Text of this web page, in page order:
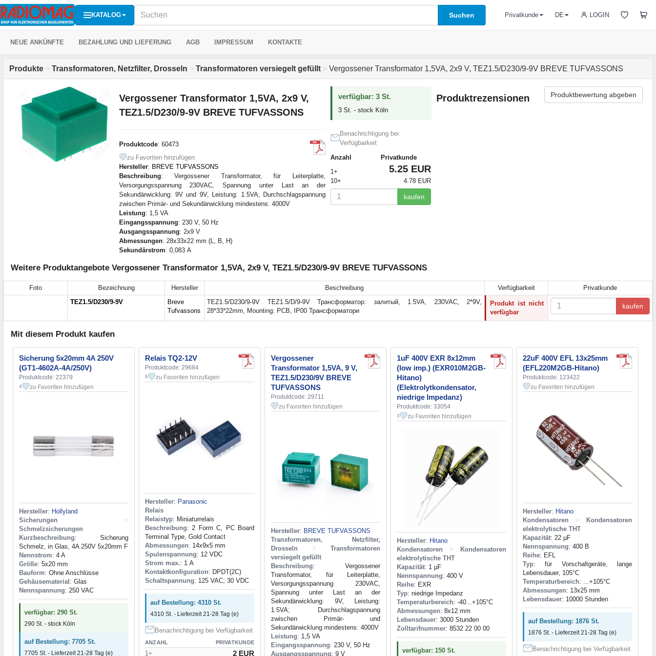
KATALOG Suchen LOGIN
Privatkunde DE
NEUE ANKÜNFTE BEZAHLUNG UND LIEFERUNG AGB IMPRESSUM KONTAKTE
Produkte > Transformatoren, Netzfilter, Drosseln > Transformatoren versiegelt gefüllt > Vergossener Transformator 1,5VA, 2x9 V, TEZ1.5/D230/9-9V BREVE TUFVASSONS
Vergossener Transformator 1,5VA, 2x9 V,
TEZ1.5/D230/9-9V BREVE TUFVASSONS
Produktcode: 60473
zu Favoriten hinzufügen
Hersteller: BREVE TUFVASSONS
Beschreibung: Vergossener Transformator, für Leiterplatte,
Versorgungsspannung 230VAC, Spannung unter Last an der
Sekundärwicklung: 9V und 9V, Leistung: 1.5VA; Durchschlagspannung
zwischen Primär- und Sekundärwicklung mindestens: 4000V
Leistung: 1,5 VA
Eingangsspannung: 230 V, 50 Hz
Ausgangsspannung: 2x9 V
Abmessungen: 28x33x22 mm (L, B, H)
Sekundärstrom: 0,083 А
verfügbar: 3 St.
3 St. - stock Köln
Benachrichtigung bei
Verfügbarkeit
Anzahl
Privatkunde
1+
5.25 EUR
10+ 4.78 EUR
kaufen
Produktrezensionen Produktbewertung abgeben
Weitere Produktangebote Vergossener Transformator 1,5VA, 2x9 V, TEZ1.5/D230/9-9V BREVE TUFVASSONS
Foto Bezeichnung Hersteller Beschreibung Verfügbarkeit
Privatkunde
TEZ1.5/D230/9-9V
Breve
Tufvassons
TEZ1.5/D230/9-9V TEZ1.5/D/9-9V Трансформатор: залитый, 1.5VA, 230VAC, 2*9V,
28*33*22mm, Mounting: PCB, IP00 Трансформатори
Produkt ist nicht
verfügbar
kaufen
Mit diesem Produkt kaufen
Sicherung 5x20mm 4A 250V
(GT1-4602A-4A/250V)
Produktcode: 22379
4 zu Favoriten hinzufügen
Hersteller: Hollyland
Sicherungen
>
Schmelzsicherungen
Kurzbeschreibung: Sicherung
Schmelz, in Glas, 4A 250V 5x20mm F
Nennstrom: 4 A
Größe: 5x20 mm
Bauform: Ohne Anschlüsse
Gehäusematerial : Glas
Nennspannung: 250 VAC
verfügbar: 290 St.
290 St. - stock Köln
auf Bestellung: 7705 St.
7705 St. - Lieferzeit 21-28 Tag (e)
Relais TQ2-12V
Produktcode: 29684
8 zu Favoriten hinzufügen
Hersteller: Panasonic
Relais
Relaistyp: Miniaturrelais
Beschreibung: 2 Form C, PC Board
Terminal Type, Gold Contact
Abmessungen: 14x9x5 mm
Spulenspannung: 12 VDC
Strom max.: 1 А
Kontaktkonfiguration: DPDT(2C)
Schaltspannung: 125 VAC; 30 VDC
auf Bestellung: 4310 St.
4310 St. - Lieferzeit 21-28 Tag (e)
Benachrichtigung bei Verfügbarkeit
ANZAHL PRIVATKUNDE
1+ 2 EUR
Vergossener
Transformator 1,5VA, 9 V,
TEZ1.5/D230/9V BREVE
TUFVASSONS
Produktcode: 29711
zu Favoriten hinzufügen
Hersteller: BREVE TUFVASSONS
Transformatoren, Netzfilter,
Drosseln
>
Transformatoren
versiegelt gefüllt
Beschreibung: Vergossener
Transformator, für Leiterplatte,
Versorgungsspannung 230VAC,
Spannung unter Last an der
Sekundärwicklung: 9V, Leistung:
1.5VA; Durchschlagspannung
zwischen Primär- und
Sekundärwicklung mindestens: 4000V
Leistung: 1,5 VA
Eingangsspannung: 230 V, 50 Hz
Ausgangsspannung: 9 V
1uF 400V EXR 8x12mm
(low imp.) (EXR010M2GB-
Hitano)
(Elektrolytkondensator,
niedrige Impedanz)
Produktcode: 33054
3 zu Favoriten hinzufügen
Hersteller: Hitano
Kondensatoren
>
Kondensatoren
elektrolytische THT
Kapazität: 1 µF
Nennspannung: 400 V
Reihe: EXR
Typ: niedrige Impedanz
Temperaturbereich: -40...+105°C
Abmessungen: 8x12 mm
Lebensdauer: 3000 Stunden
Zolltarifnummer: 8532 22 00 00
verfügbar: 150 St.
22uF 400V EFL 13x25mm
(EFL220M2GB-Hitano)
Produktcode: 123422
zu Favoriten hinzufügen
Hersteller: Hitano
Kondensatoren
>
Kondensatoren
elektrolytische THT
Kapazität: 22 µF
Nennspannung: 400 В
Reihe: EFL
Typ: für Vorschaltgeräte, lange
Lebensdauer, 105°C
Temperaturbereich: ...+105°C
Abmessungen: 13x25 mm
Lebensdauer: 10000 Stunden
auf Bestellung: 1876 St.
1876 St. - Lieferzeit 21-28 Tag (e)
Benachrichtigung bei Verfügbarkeit